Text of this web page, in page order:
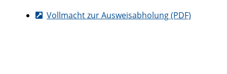
Vollmacht zur Ausweisabholung (PDF)